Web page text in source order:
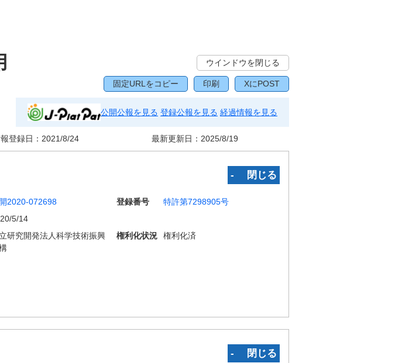
ウインドウを閉じる
固定URLをコピー 印刷 XにPOST
公開公報を見る 登録公報を見る 経過情報を見る
登録日： 2021/8/24 最新更新日： 2025/8/19
‐ 閉じる
2020-072698 登録番号
特許第7298905号
5/14
研究開発法人科学技術振興
権利化状況 権利化済
‐ 閉じる